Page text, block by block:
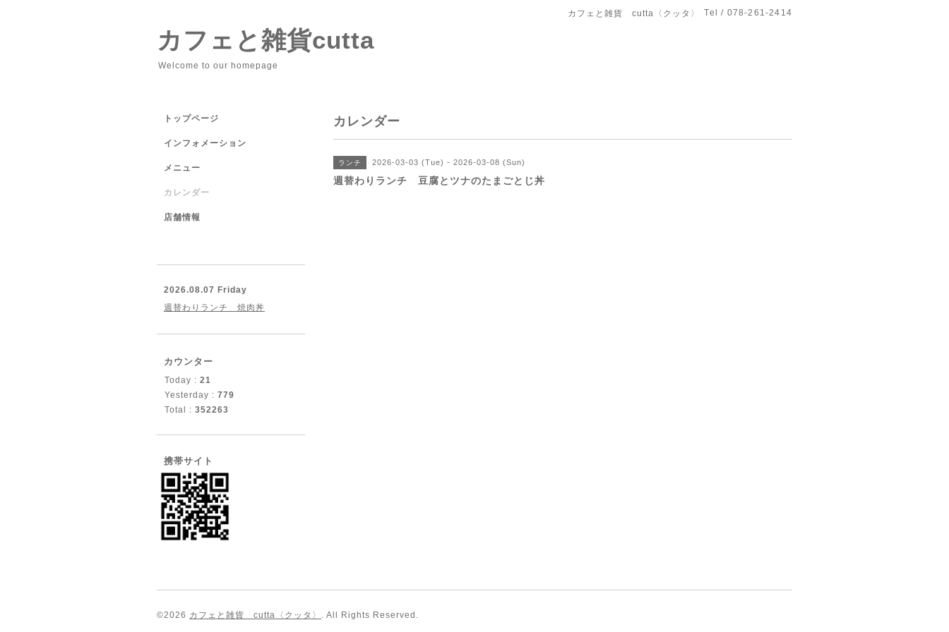
カフェと雑貨 cutta〈クッタ〉 Tel / 078-261-2414
カフェと雑貨cutta
Welcome to our homepage
カレンダー
ランチ 2026-03-03 (Tue) - 2026-03-08 (Sun)
週替わりランチ 豆腐とツナのたまごとじ丼
トップページ
インフォメーション
メニュー
カレンダー
店舗情報
2026.08.07 Friday
週替わりランチ 焼肉丼
カウンター
Today : 21
Yesterday : 779
Total : 352263
携帯サイト
©2026 カフェと雑貨 cutta〈クッタ〉 . All Rights Reserved.